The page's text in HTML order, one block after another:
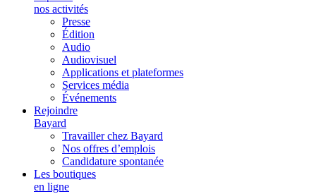
nos activités
Presse
Édition
Audio
Audiovisuel
Applications et plateformes
Services média
Événements
Rejoindre
Bayard
Travailler chez Bayard
Nos offres d’emplois
Candidature spontanée
Les boutiques
en ligne